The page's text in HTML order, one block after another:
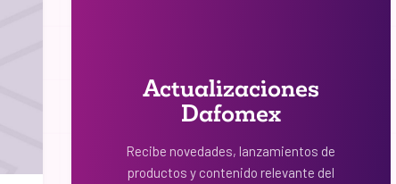
Actualizaciones
Dafomex
Recibe novedades, lanzamientos de
productos y contenido relevante del